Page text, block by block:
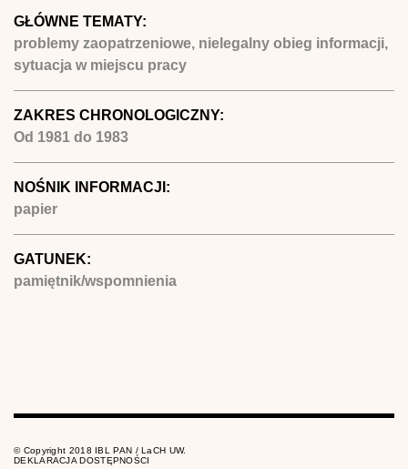
GŁÓWNE TEMATY:
problemy zaopatrzeniowe, nielegalny obieg informacji,
sytuacja w miejscu pracy
ZAKRES CHRONOLOGICZNY:
Od 1981 do 1983
NOŚNIK INFORMACJI:
papier
GATUNEK:
pamiętnik/wspomnienia
© Copyright 2018 IBL PAN / LaCH UW.
DEKLARACJA DOSTĘPNOŚCI